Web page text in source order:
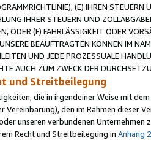
(E) IHREN
IHRER STEUERN UND
ODER (F) FAHRLÄSSIGKEIT ODER
BEAUFTRAGTEN KÖNNEN IM
UND JEDE PROZESSUALE
AUCH ZUM ZWECK DER
und Streitbeilegung
die in irgendeiner Weise mit
Vereinbarung), den im Rahmen dieser
unseren verbundenen
Recht und Streitbeilegung in Anhang 2